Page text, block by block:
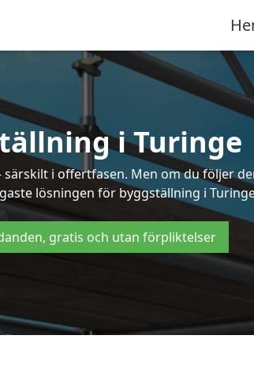
i Turinge
i offertfasen. Men om du följer
lösningen för byggställning i
gratis och utan förpliktelser